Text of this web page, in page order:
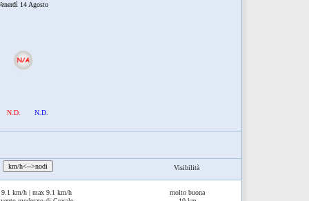
14 Agosto
N.D. N.D.
km/h<-->nodi Visibilità
9.1 km/h | max 9.1 km/h
molto buona